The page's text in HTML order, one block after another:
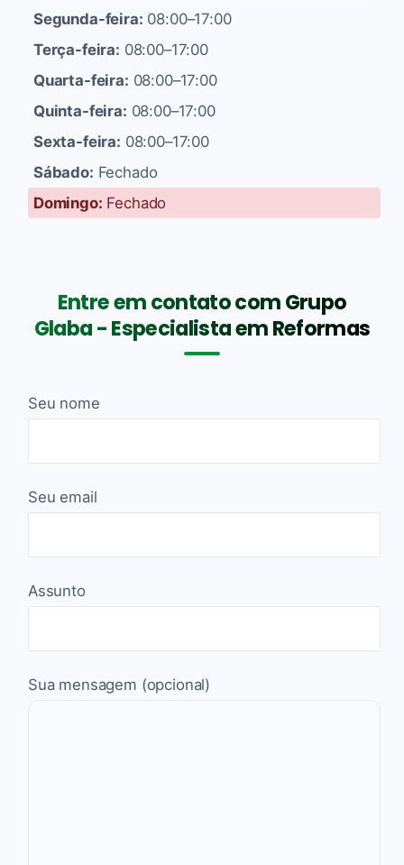
Segunda-feira: 08:00–17:00
Terça-feira: 08:00–17:00
Quarta-feira: 08:00–17:00
Quinta-feira: 08:00–17:00
Sexta-feira: 08:00–17:00
Sábado: Fechado
Domingo: Fechado
Entre em contato com Grupo
Glaba - Especialista em Reformas
Seu nome
Seu email
Assunto
Sua mensagem (opcional)